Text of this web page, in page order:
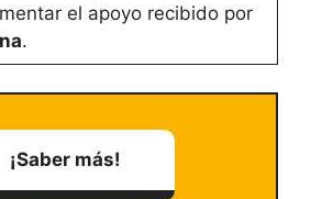
el apoyo recibido por
.
¡Saber más!